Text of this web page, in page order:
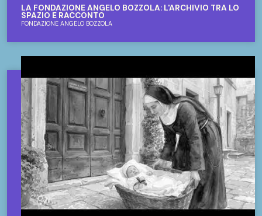
LA FONDAZIONE ANGELO BOZZOLA: L'ARCHIVIO TRA LO
SPAZIO E RACCONTO
FONDAZIONE ANGELO BOZZOLA